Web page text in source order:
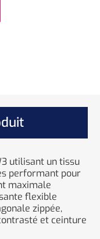
utilisant un tissu
performant pour
maximale
flexible
zippée,
et ceinture